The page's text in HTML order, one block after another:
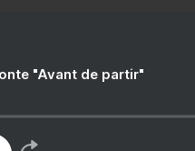
"Avant de partir"